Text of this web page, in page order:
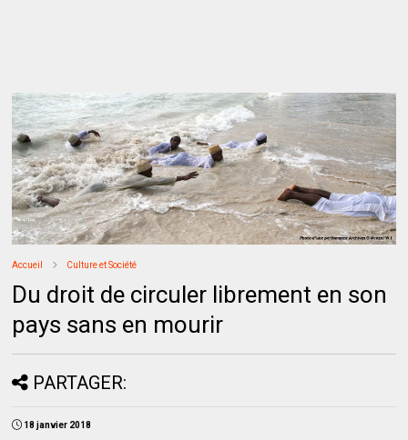
Accueil Culture et Société
Du droit de circuler librement en son
pays sans en mourir
PARTAGER:
18 janvier 2018